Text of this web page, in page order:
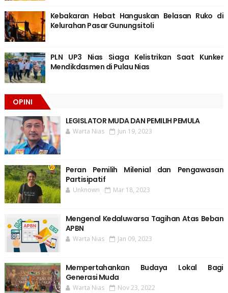
Kebakaran Hebat Hanguskan Belasan Ruko di
Kelurahan Pasar Gunungsitoli
PLN UP3 Nias Siaga Kelistrikan Saat Kunker
Mendikdasmen di Pulau Nias
OPINI
LEGISLATOR MUDA DAN PEMILIH PEMULA
Warta Nias Jun 19, 2023
Peran Pemilih Milenial dan Pengawasan
Partisipatif
Unknown Mar 18, 2023
Mengenal Kedaluwarsa Tagihan Atas Beban
APBN
Warta Nias Jan 09, 2023
Mempertahankan Budaya Lokal Bagi
Generasi Muda
Warta Nias Nov 23, 2022